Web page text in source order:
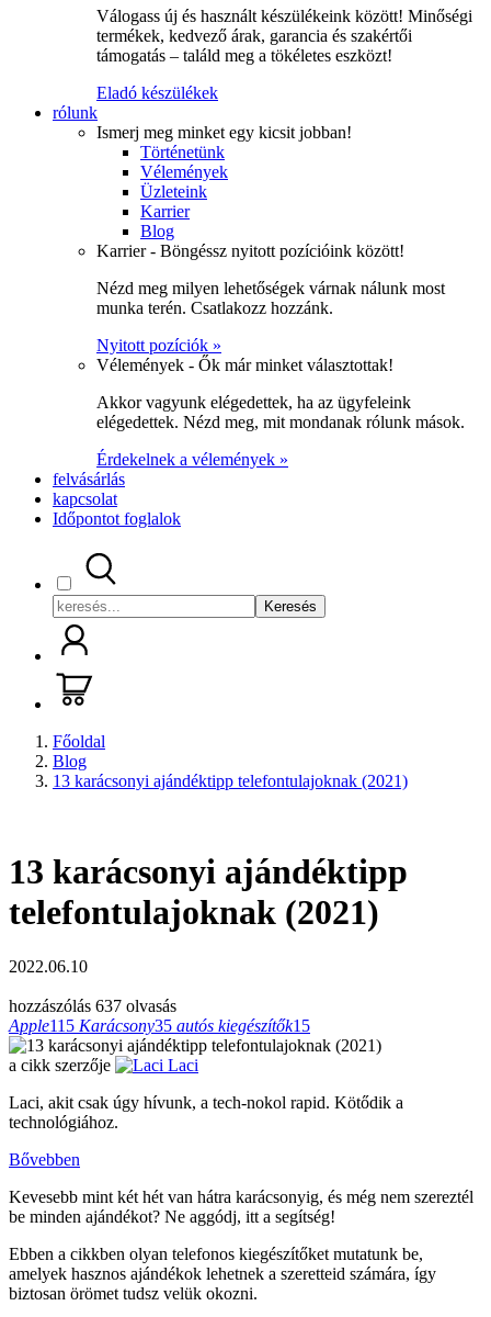
Válogass új és használt készülékeink között! Minőségi
termékek, kedvező árak, garancia és szakértői
támogatás – találd meg a tökéletes eszközt!
Eladó készülékek
rólunk
Ismerj meg minket egy kicsit jobban!
Történetünk
Vélemények
Üzleteink
Karrier
Blog
Karrier - Böngéssz nyitott pozícióink között!
Nézd meg milyen lehetőségek várnak nálunk most
munka terén. Csatlakozz hozzánk.
Nyitott pozíciók »
Vélemények - Ők már minket választottak!
Akkor vagyunk elégedettek, ha az ügyfeleink
elégedettek. Nézd meg, mit mondanak rólunk mások.
Érdekelnek a vélemények »
felvásárlás
kapcsolat
Időpontot foglalok
Keresés
Főoldal
Blog
13 karácsonyi ajándéktipp telefontulajoknak (2021)
13 karácsonyi ajándéktipp
telefontulajoknak (2021)
2022.06.10
hozzászólás 637 olvasás
Apple115 Karácsony35 autós kiegészítők15
a cikk szerzője
Laci
Laci, akit csak úgy hívunk, a tech-nokol rapid. Kötődik a
technológiához.
Bővebben
Kevesebb mint két hét van hátra karácsonyig, és még nem szereztél
be minden ajándékot? Ne aggódj, itt a segítség!
Ebben a cikkben olyan telefonos kiegészítőket mutatunk be,
amelyek hasznos ajándékok lehetnek a szeretteid számára, így
biztosan örömet tudsz velük okozni.